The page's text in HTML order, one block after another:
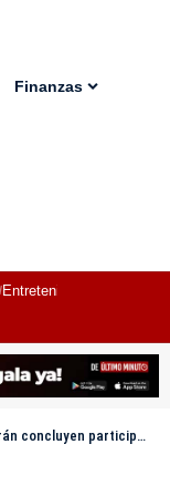
Finanzas
Entretenimiento
participación